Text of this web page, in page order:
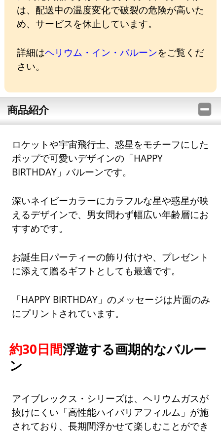
は、配送中の温度変化で破裂の危険が高いた
め、サービスを休止しています。
詳細はヘリウム・イン・バルーンをご覧くだ
さい。
商品紹介
ロケットや宇宙飛行士、惑星をモチーフにした
ポップで可愛いデザインの「HAPPY
BIRTHDAY」バルーンです。
深いネイビーカラーにカラフルな星や惑星が映
えるデザインで、男女問わず幅広い年齢層にお
すすめです。
お誕生日パーティーの飾り付けや、プレゼント
に添えて贈るギフトとしても最適です。
「HAPPY BIRTHDAY」のメッセージは片面のみ
にプリントされています。
約30日間浮遊する画期的なバルー
ン
アイブレックス・シリーズは、ヘリウムガスが
抜けにくい「高性能ハイバリアフィルム」が施
されており、長期間浮かせて楽しむことができ